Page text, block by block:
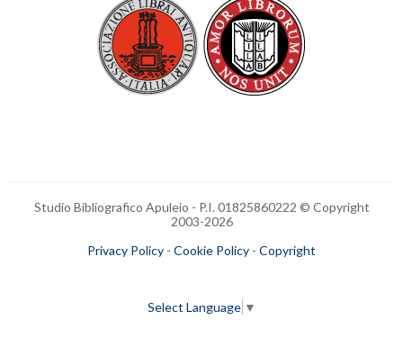
Studio Bibliografico Apuleio - P.I. 01825860222 © Copyright
2003-2026
Privacy Policy - Cookie Policy - Copyright
Select Language ▼